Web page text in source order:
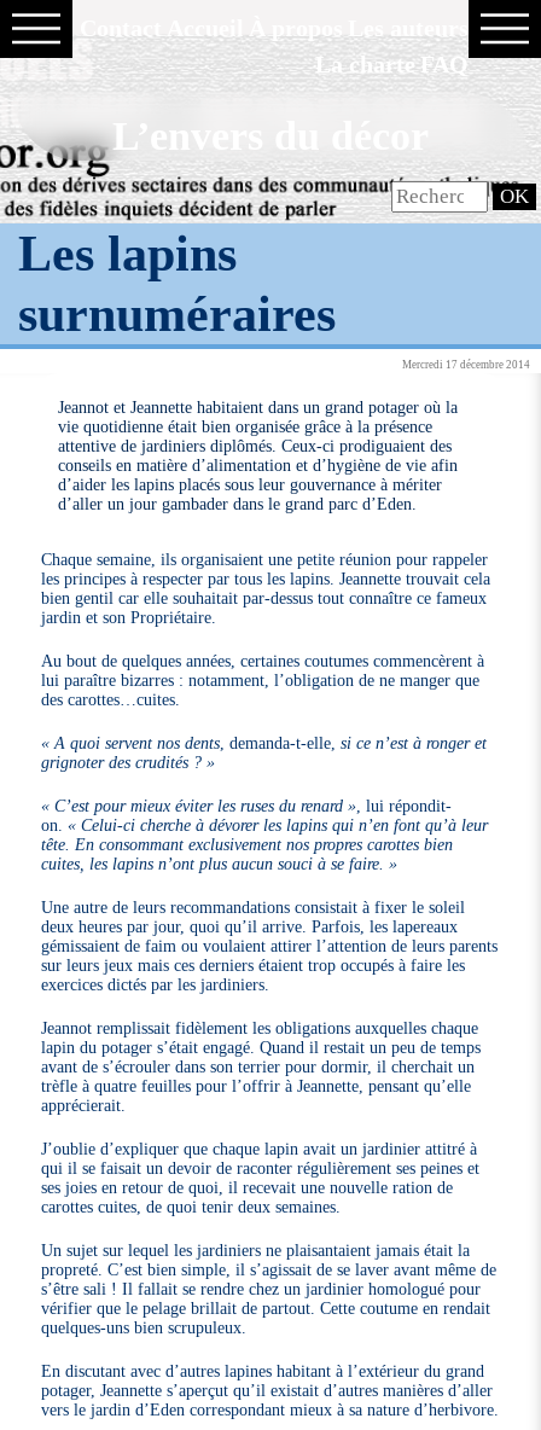
La charte FAQ
L’envers du décor
Les lapins
surnuméraires
Mercredi 17 décembre 2014
Jeannot et Jeannette habitaient dans un grand potager où la
vie quotidienne était bien organisée grâce à la présence
attentive de jardiniers diplômés. Ceux-ci prodiguaient des
conseils en matière d’alimentation et d’hygiène de vie afin
d’aider les lapins placés sous leur gouvernance à mériter
d’aller un jour gambader dans le grand parc d’Eden.
Chaque semaine, ils organisaient une petite réunion pour rappeler
les principes à respecter par tous les lapins. Jeannette trouvait cela
bien gentil car elle souhaitait par-dessus tout connaître ce fameux
jardin et son Propriétaire.
Au bout de quelques années, certaines coutumes commencèrent à
lui paraître bizarres : notamment, l’obligation de ne manger que
des carottes…cuites.
« A quoi servent nos dents , demanda-t-elle,si ce n’est à ronger et
grignoter des crudités ? »
« C’est pour mieux éviter les ruses du renard » , lui répondit-
on.« Celui-ci cherche à dévorer les lapins qui n’en font qu’à leur
tête. En consommant exclusivement nos propres carottes bien
cuites, les lapins n’ont plus aucun souci à se faire. »
Une autre de leurs recommandations consistait à fixer le soleil
deux heures par jour, quoi qu’il arrive. Parfois, les lapereaux
gémissaient de faim ou voulaient attirer l’attention de leurs parents
sur leurs jeux mais ces derniers étaient trop occupés à faire les
exercices dictés par les jardiniers.
Jeannot remplissait fidèlement les obligations auxquelles chaque
lapin du potager s’était engagé. Quand il restait un peu de temps
avant de s’écrouler dans son terrier pour dormir, il cherchait un
trèfle à quatre feuilles pour l’offrir à Jeannette, pensant qu’elle
apprécierait.
J’oublie d’expliquer que chaque lapin avait un jardinier attitré à
qui il se faisait un devoir de raconter régulièrement ses peines et
ses joies en retour de quoi, il recevait une nouvelle ration de
carottes cuites, de quoi tenir deux semaines.
Un sujet sur lequel les jardiniers ne plaisantaient jamais était la
propreté. C’est bien simple, il s’agissait de se laver avant même de
s’être sali ! Il fallait se rendre chez un jardinier homologué pour
vérifier que le pelage brillait de partout. Cette coutume en rendait
quelques-uns bien scrupuleux.
En discutant avec d’autres lapines habitant à l’extérieur du grand
potager, Jeannette s’aperçut qu’il existait d’autres manières d’aller
vers le jardin d’Eden correspondant mieux à sa nature d’herbivore.